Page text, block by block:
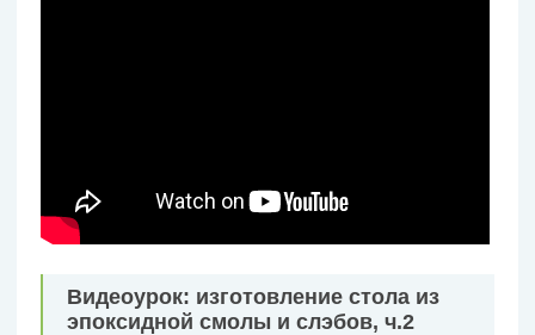
Видеоурок: изготовление стола из
эпоксидной смолы и слэбов, ч.2